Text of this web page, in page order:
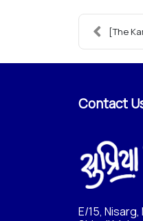
[The
Contact
E/15,